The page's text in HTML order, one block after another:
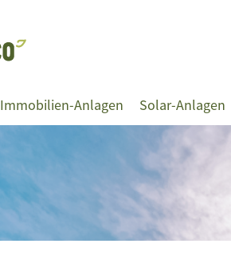
Immobilien-Anlagen Solar-Anlagen